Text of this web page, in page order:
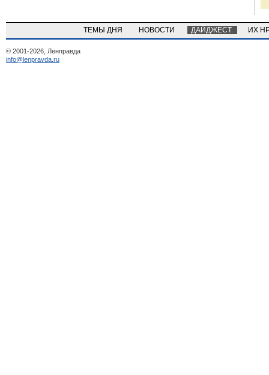
ТЕМЫ ДНЯ НОВОСТИ ДАЙДЖЕСТ ИХ
© 2001-2026, Ленправда
info@lenpravda.ru